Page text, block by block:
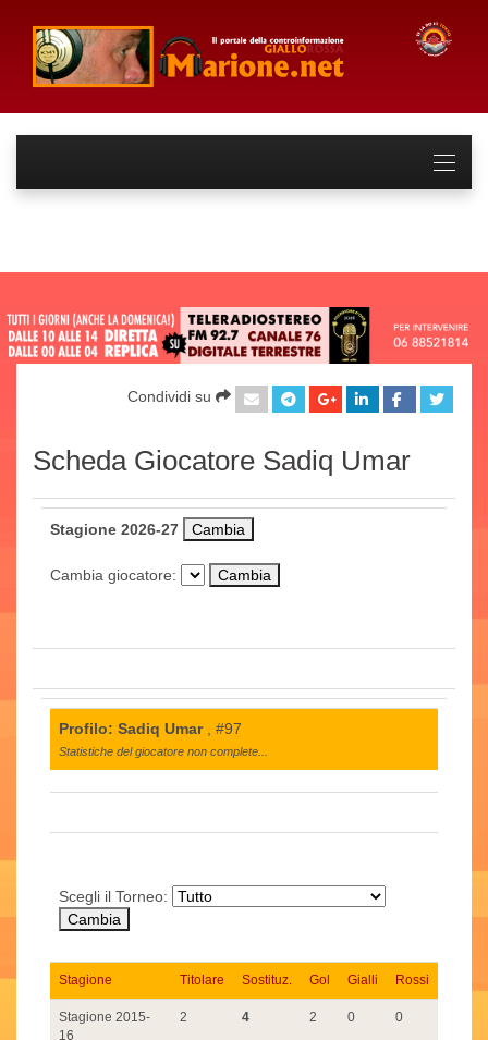
Condividi su
Scheda Giocatore Sadiq Umar
Stagione 2026-27
Cambia giocatore:
Profilo: Sadiq Umar, #97
Statistiche del giocatore non complete...
Scegli il Torneo:
Stagione Titolare Sostituz. Gol Gialli Rossi
Stagione 2015-
16
2 4 2 0 0